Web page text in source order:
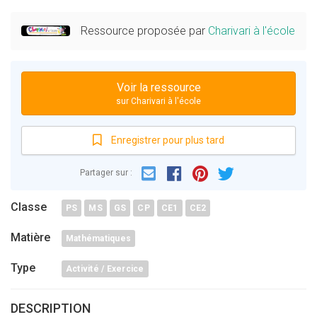
Classe PS MS GS CP CE1 CE2
Matière Mathématiques
Type Activité / Exercice
Voir la ressource
sur Charivari à l'école
Enregistrer pour plus tard
Partager sur : EmailFacebook
Pinterest
Ressource proposée par Charivari à l'école
DESCRIPTION